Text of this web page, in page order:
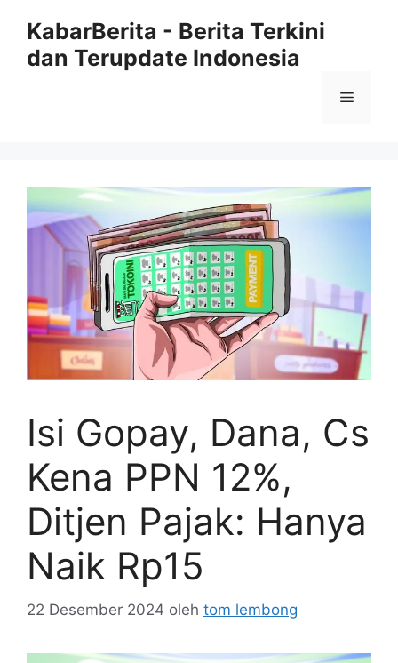
KabarBerita - Berita Terkini
dan Terupdate Indonesia
Menu
Isi Gopay, Dana, Cs
Kena PPN 12%,
Ditjen Pajak: Hanya
Naik Rp15
22 Desember 2024 oleh tom lembong